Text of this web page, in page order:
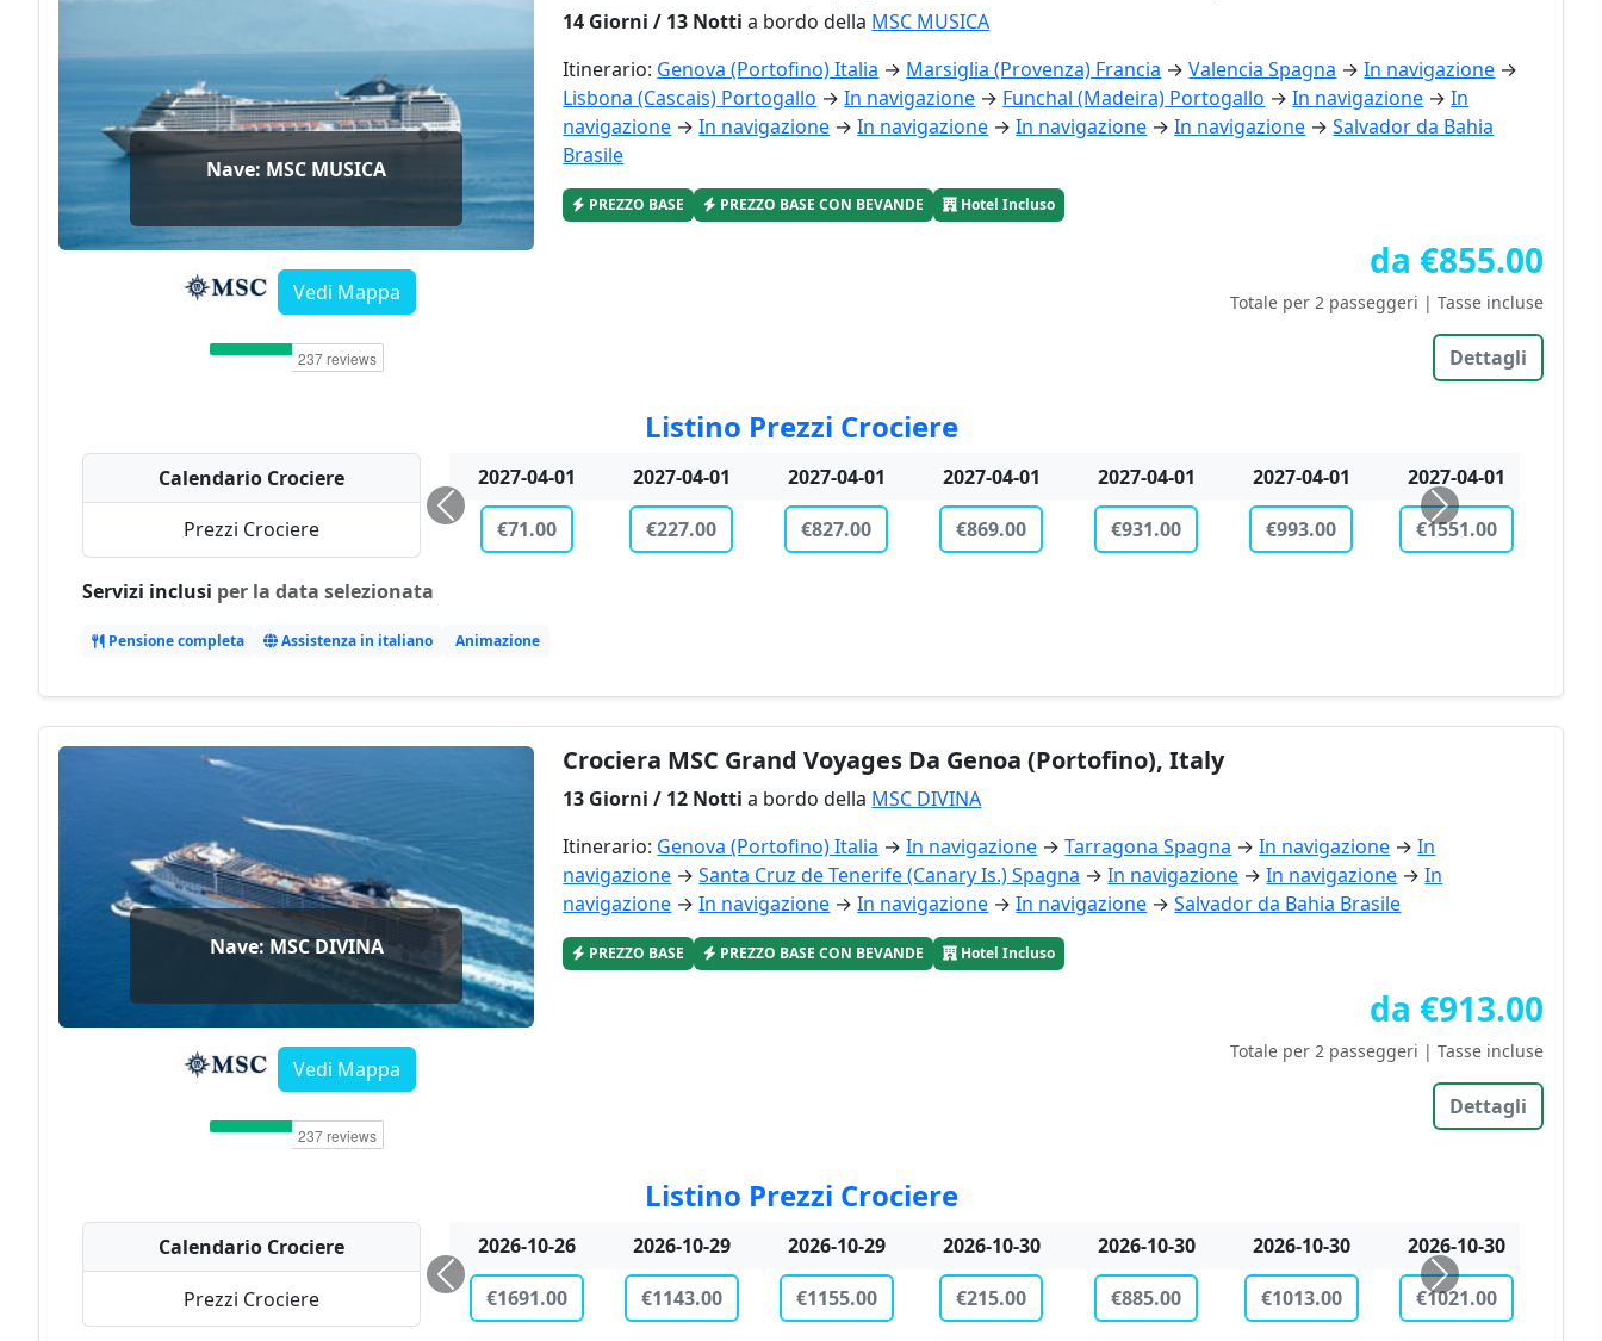
Nave: MSC MUSICA
Vedi Mappa
14 Giorni / 13 Notti a bordo della MSC MUSICA
Itinerario: Genova (Portofino) Italia → Marsiglia (Provenza) Francia →Valencia Spagna →In navigazione →
Lisbona (Cascais) Portogallo →In navigazione → Funchal (Madeira) Portogallo →In navigazione →In
navigazione →In navigazione →In navigazione →In navigazione →In navigazione →Salvador da Bahia
Brasile
PREZZO BASE PREZZO BASE CON BEVANDE Hotel Incluso
da €855.00
Totale per 2 passeggeri | Tasse incluse
Dettagli
Listino Prezzi Crociere
Calendario Crociere
Prezzi Crociere
2027-04-02 2027-04-02 2027-04-02 2027-04-02 2027-04-05 2027-10-31 2027-10-31
€937.00
€941.00 €1009.00 €1469.00 €793.00 €1473.00 €1525.00
Servizi inclusi per la data selezionata
Pensione completa Assistenza in italiano Animazione
Nave: MSC DIVINA
Vedi Mappa
Crociera MSC Grand Voyages Da Genoa (Portofino), Italy
13 Giorni / 12 Notti a bordo della MSC DIVINA
Itinerario: Genova (Portofino) Italia →In navigazione →Tarragona Spagna →In navigazione →In
navigazione →Santa Cruz de Tenerife (Canary Is.) Spagna →In navigazione →In navigazione →In
navigazione →In navigazione →In navigazione →In navigazione →Salvador da Bahia Brasile
PREZZO BASE PREZZO BASE CON BEVANDE Hotel Incluso
da €913.00
Totale per 2 passeggeri | Tasse incluse
Dettagli
Listino Prezzi Crociere
Calendario Crociere
Prezzi Crociere
2026-10-31 2026-10-31 2026-11-02 2026-11-02 2026-11-12 2026-11-15 2027-03-14
€1149.00
€1151.00 €975.00 €1077.00 €347.00 €71.00 €71.00